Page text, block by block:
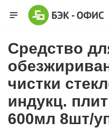
Средство
чистки
индукц.
600мл 8шт/